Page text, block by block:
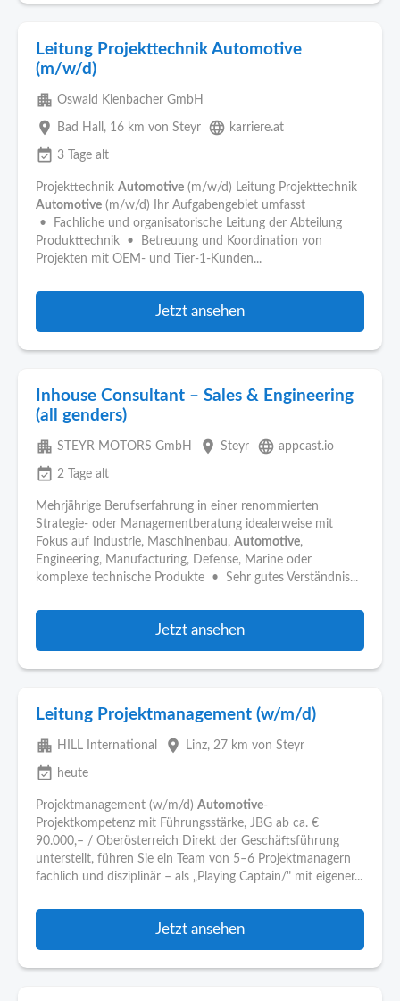
Leitung Projekttechnik Automotive
(m/w/d)
apartment Oswald Kienbacher GmbH
place Bad Hall , 16 km von Steyr language karriere.at
event_available 3 Tage alt
Projekttechnik Automotive (m/w/d) Leitung Projekttechnik
Automotive (m/w/d) Ihr Aufgabengebiet umfasst
• Fachliche und organisatorische Leitung der Abteilung
Produkttechnik • Betreuung und Koordination von
Projekten mit OEM- und Tier-1-Kunden...
Jetzt ansehen
Inhouse Consultant – Sales & Engineering
(all genders)
apartment STEYR MOTORS GmbH place Steyr language appcast.io
event_available 2 Tage alt
Mehrjährige Berufserfahrung in einer renommierten
Strategie- oder Managementberatung idealerweise mit
Fokus auf Industrie, Maschinenbau, Automotive,
Engineering, Manufacturing, Defense, Marine oder
komplexe technische Produkte • Sehr gutes Verständnis...
Jetzt ansehen
Leitung Projektmanagement (w/m/d)
apartment HILL International place Linz, 27 km von Steyr
event_available heute
Projektmanagement (w/m/d) Automotive-
Projektkompetenz mit Führungsstärke, JBG ab ca. €
90.000,– / Oberösterreich Direkt der Geschäftsführung
unterstellt, führen Sie ein Team von 5–6 Projektmanagern
fachlich und disziplinär – als „Playing Captain/" mit eigener...
Jetzt ansehen